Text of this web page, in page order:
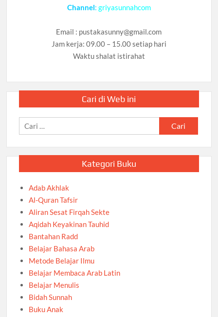
Channel: griyasunnahcom
Email : pustakasunny@gmail.com
Jam kerja: 09.00 – 15.00 setiap hari
Waktu shalat istirahat
Cari di Web ini
Cari
untuk:
Kategori Buku
Adab Akhlak
Al-Quran Tafsir
Aliran Sesat Firqah Sekte
Aqidah Keyakinan Tauhid
Bantahan Radd
Belajar Bahasa Arab
Metode Belajar Ilmu
Belajar Membaca Arab Latin
Belajar Menulis
Bidah Sunnah
Buku Anak